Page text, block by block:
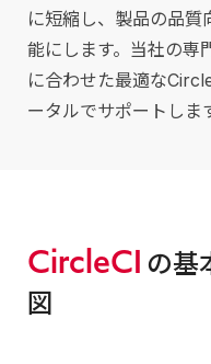
に短縮し、製品の品質
能にします。当社の専
に合わせた最適な
ータルでサポートしま
CircleCI の基
図